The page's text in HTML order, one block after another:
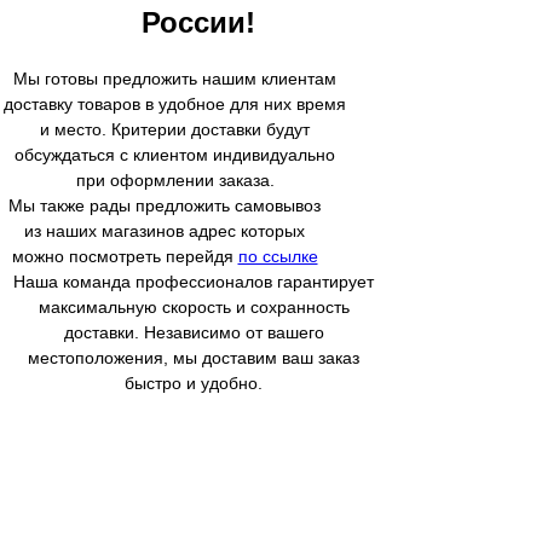
России!
Мы готовы предложить нашим клиентам
доставку товаров в удобное для них время
и место. Критерии доставки будут
обсуждаться с клиентом индивидуально
при оформлении заказа.
Мы также рады предложить самовывоз
из наших магазинов адрес которых
можно посмотреть перейдя по ссылке
Наша команда профессионалов гарантирует
максимальную скорость и сохранность
доставки. Независимо от вашего
местоположения, мы доставим ваш заказ
быстро и удобно.